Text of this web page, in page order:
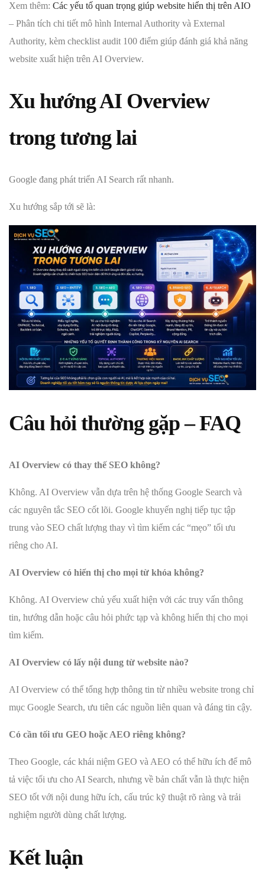
Xem thêm: Các yếu tố quan trọng giúp website hiển thị trên AIO
– Phân tích chi tiết mô hình Internal Authority và External
Authority, kèm checklist audit 100 điểm giúp đánh giá khả năng
website xuất hiện trên AI Overview.
Xu hướng AI Overview
trong tương lai
Google đang phát triển AI Search rất nhanh.
Xu hướng sắp tới sẽ là:
Câu hỏi thường gặp – FAQ
AI Overview có thay thế SEO không?
Không. AI Overview vẫn dựa trên hệ thống Google Search và
các nguyên tắc SEO cốt lõi. Google khuyến nghị tiếp tục tập
trung vào SEO chất lượng thay vì tìm kiếm các “mẹo” tối ưu
riêng cho AI.
AI Overview có hiển thị cho mọi từ khóa không?
Không. AI Overview chủ yếu xuất hiện với các truy vấn thông
tin, hướng dẫn hoặc câu hỏi phức tạp và không hiển thị cho mọi
tìm kiếm.
AI Overview có lấy nội dung từ website nào?
AI Overview có thể tổng hợp thông tin từ nhiều website trong chỉ
mục Google Search, ưu tiên các nguồn liên quan và đáng tin cậy.
Có cần tối ưu GEO hoặc AEO riêng không?
Theo Google, các khái niệm GEO và AEO có thể hữu ích để mô
tả việc tối ưu cho AI Search, nhưng về bản chất vẫn là thực hiện
SEO tốt với nội dung hữu ích, cấu trúc kỹ thuật rõ ràng và trải
nghiệm người dùng chất lượng.
Kết luận